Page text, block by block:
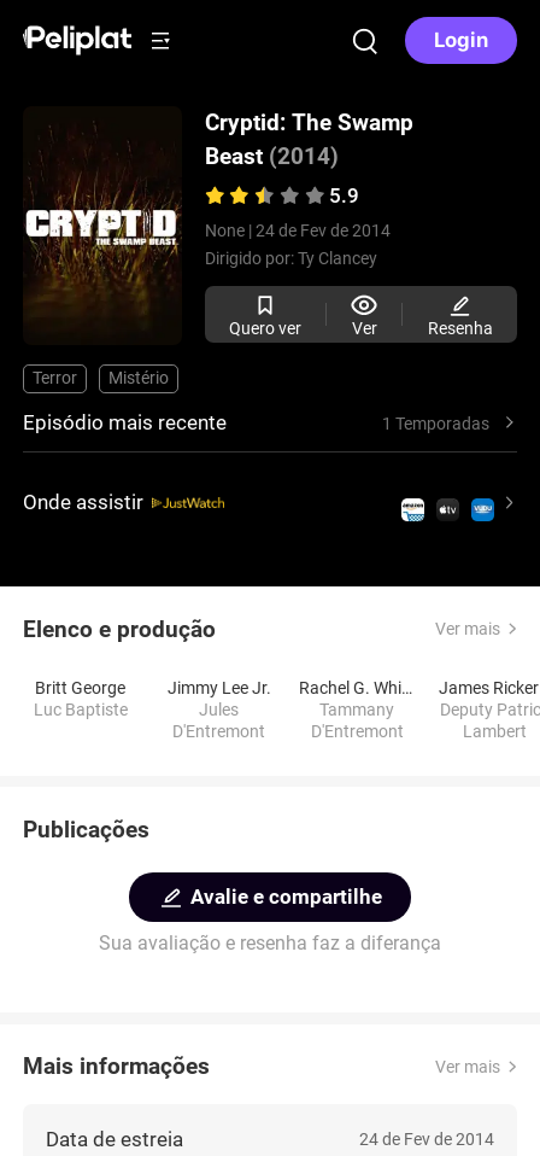
Login
Cryptid: The Swamp
Beast (2014)
5.9
None | 24 de Fev de 2014
Dirigido por:Ty Clancey
Quero ver Ver Resenha
Terror Mistério
Episódio mais recente 1 Temporadas
Onde assistir
Elenco e produção Ver mais
Britt George
Luc Baptiste
Jimmy Lee Jr.
Jules
D'Entremont
Rachel G. Whittle
Tammany
D'Entremont
James
Deputy
Lambert
Publicações
Avalie e compartilhe
Sua avaliação e resenha faz a diferança
Mais informações Ver mais
Data de estreia 24 de Fev de 2014